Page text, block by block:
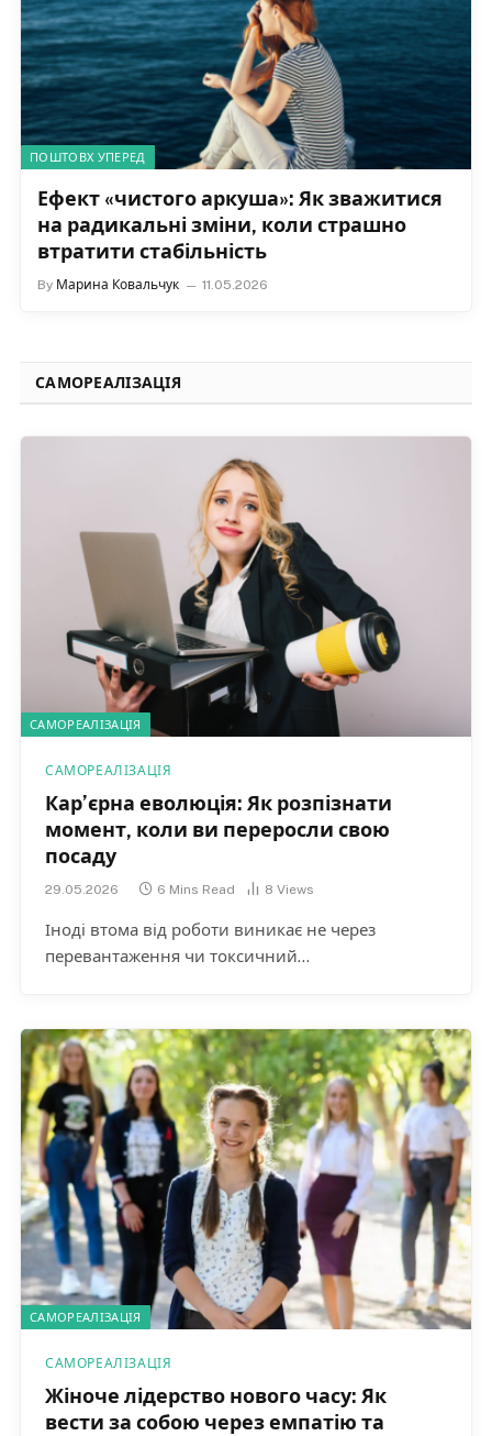
ПОШТОВХ УПЕРЕД
Ефект «чистого аркуша»: Як зважитися
на радикальні зміни, коли страшно
втратити стабільність
By Марина Ковальчук 11.05.2026
САМОРЕАЛІЗАЦІЯ
САМОРЕАЛІЗАЦІЯ
САМОРЕАЛІЗАЦІЯ
Кар’єрна еволюція: Як розпізнати
момент, коли ви переросли свою
посаду
29.05.2026 6 Mins Read 8 Views
Іноді втома від роботи виникає не через
перевантаження чи токсичний…
САМОРЕАЛІЗАЦІЯ
САМОРЕАЛІЗАЦІЯ
Жіноче лідерство нового часу: Як
вести за собою через емпатію та